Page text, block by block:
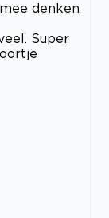
denken
Super